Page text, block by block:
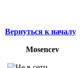
Вернуться к началу
Mosencev